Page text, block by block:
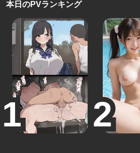
本日のPVランキング